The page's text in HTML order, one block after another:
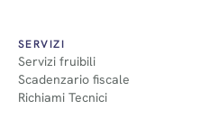
SERVIZI
Servizi fruibili
Scadenzario fiscale
Richiami Tecnici